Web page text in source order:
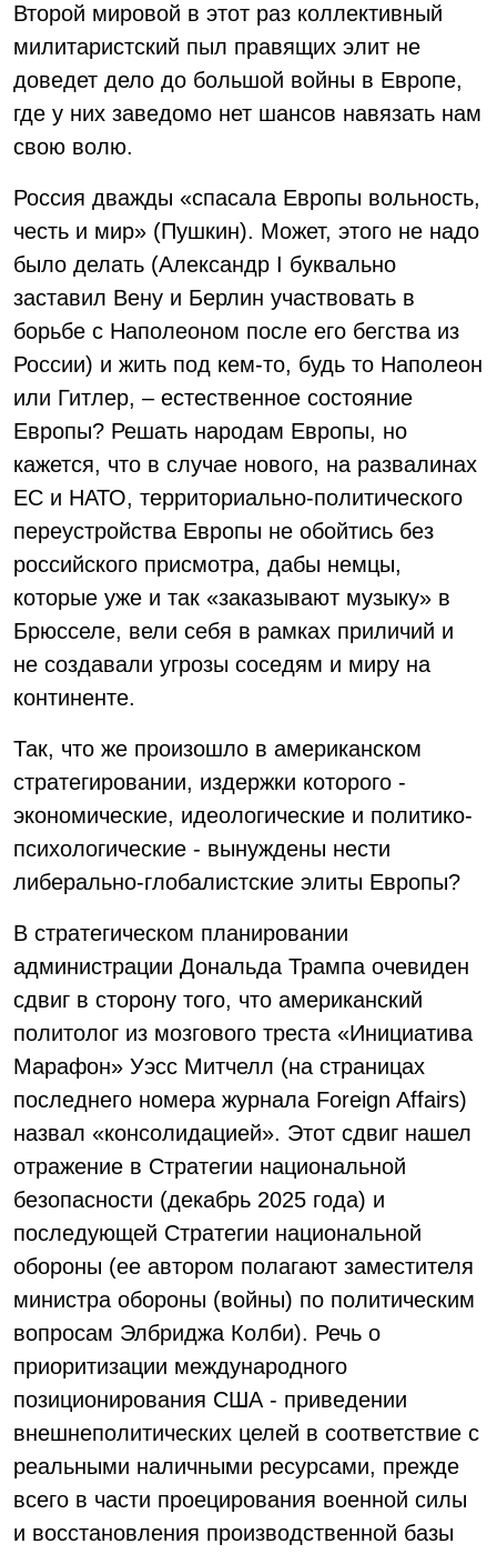
Второй мировой в этот раз коллективный
милитаристский пыл правящих элит не
доведет дело до большой войны в Европе,
где у них заведомо нет шансов навязать нам
свою волю.
Россия дважды «спасала Европы вольность,
честь и мир» (Пушкин). Может, этого не надо
было делать (Александр I буквально
заставил Вену и Берлин участвовать в
борьбе с Наполеоном после его бегства из
России) и жить под кем-то, будь то Наполеон
или Гитлер, – естественное состояние
Европы? Решать народам Европы, но
кажется, что в случае нового, на развалинах
ЕС и НАТО, территориально-политического
переустройства Европы не обойтись без
российского присмотра, дабы немцы,
которые уже и так «заказывают музыку» в
Брюсселе, вели себя в рамках приличий и
не создавали угрозы соседям и миру на
континенте.
Так, что же произошло в американском
стратегировании, издержки которого -
экономические, идеологические и политико-
психологические - вынуждены нести
либерально-глобалистские элиты Европы?
В стратегическом планировании
администрации Дональда Трампа очевиден
сдвиг в сторону того, что американский
политолог из мозгового треста «Инициатива
Марафон» Уэсс Митчелл (на страницах
последнего номера журнала Foreign Affairs)
назвал «консолидацией». Этот сдвиг нашел
отражение в Стратегии национальной
безопасности (декабрь 2025 года) и
последующей Стратегии национальной
обороны (ее автором полагают заместителя
министра обороны (войны) по политическим
вопросам Элбриджа Колби). Речь о
приоритизации международного
позиционирования США - приведении
внешнеполитических целей в соответствие с
реальными наличными ресурсами, прежде
всего в части проецирования военной силы
и восстановления производственной базы